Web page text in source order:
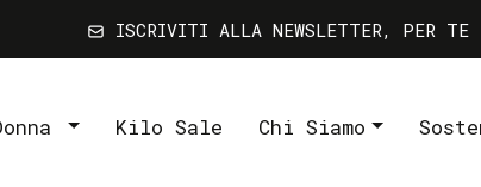
ISCRIVITI ALLA NEWSLETTER, PER TE
Kilo Sale Chi Siamo